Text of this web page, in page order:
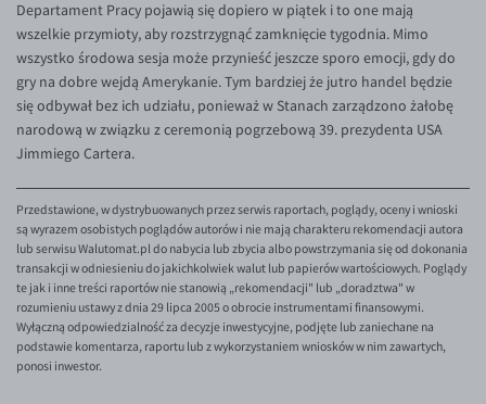
Departament Pracy pojawią się dopiero w piątek i to one mają
wszelkie przymioty, aby rozstrzygnąć zamknięcie tygodnia. Mimo
wszystko środowa sesja może przynieść jeszcze sporo emocji, gdy do
gry na dobre wejdą Amerykanie. Tym bardziej że jutro handel będzie
się odbywał bez ich udziału, ponieważ w Stanach zarządzono żałobę
narodową w związku z ceremonią pogrzebową 39. prezydenta USA
Jimmiego Cartera.
Przedstawione, w dystrybuowanych przez serwis raportach, poglądy, oceny i wnioski
są wyrazem osobistych poglądów autorów i nie mają charakteru rekomendacji autora
lub serwisu Walutomat.pl do nabycia lub zbycia albo powstrzymania się od dokonania
transakcji w odniesieniu do jakichkolwiek walut lub papierów wartościowych. Poglądy
te jak i inne treści raportów nie stanowią „rekomendacji" lub „doradztwa" w
rozumieniu ustawy z dnia 29 lipca 2005 o obrocie instrumentami finansowymi.
Wyłączną odpowiedzialność za decyzje inwestycyjne, podjęte lub zaniechane na
podstawie komentarza, raportu lub z wykorzystaniem wniosków w nim zawartych,
ponosi inwestor.